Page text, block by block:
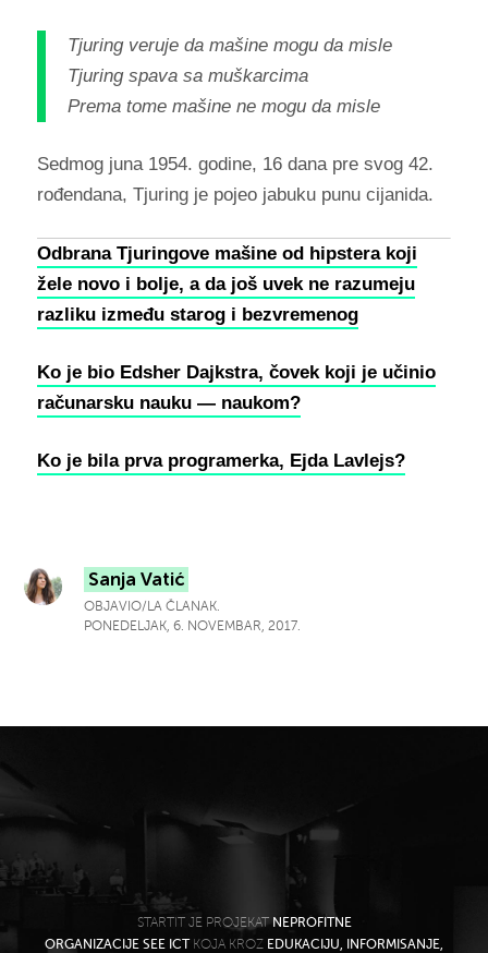
Tjuring veruje da mašine mogu da misle
Tjuring spava sa muškarcima
Prema tome mašine ne mogu da misle
Sedmog juna 1954. godine, 16 dana pre svog 42.
rođendana, Tjuring je pojeo jabuku punu cijanida.
Odbrana Tjuringove mašine od hipstera koji
žele novo i bolje, a da još uvek ne razumeju
razliku između starog i bezvremenog
Ko je bio Edsher Dajkstra, čovek koji je učinio
računarsku nauku — naukom?
Ko je bila prva programerka, Ejda Lavlejs?
Sanja Vatić
OBJAVIO/LA ČLANAK.
PONEDELJAK, 6. NOVEMBAR, 2017.
STARTIT JE PROJEKAT NEPROFITNE
ORGANIZACIJE SEE ICTKOJA KROZ EDUKACIJU, INFORMISANJE,